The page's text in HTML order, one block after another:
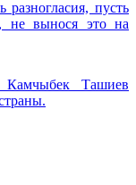
пусть
не вынося это на
Ташиев